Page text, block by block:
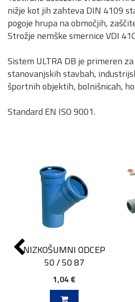
nižje kot jih zahteva DIN 4109
pogoje hrupa na območjih,
Strožje nemške smernice VDI
Sistem ULTRA DB je primeren
stanovanjskih stavbah,
športnih objektih, bolnišnicah,
Standard EN ISO 9001.
NIZKOŠUMNI ODCEP
50 / 50 87
1,04 €